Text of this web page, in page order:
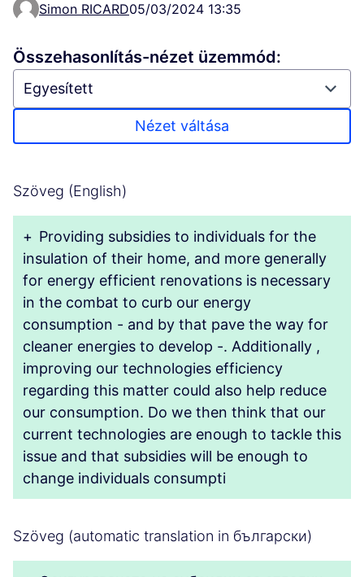
Simon RICARD05/03/2024 13:35
Összehasonlítás-nézet üzemmód:
Nézet váltása
Szöveg (English)
+ Providing subsidies to individuals for the
insulation of their home, and more generally
for energy efficient renovations is necessary
in the combat to curb our energy
consumption - and by that pave the way for
cleaner energies to develop -. Additionally ,
improving our technologies efficiency
regarding this matter could also help reduce
our consumption. Do we then think that our
current technologies are enough to tackle this
issue and that subsidies will be enough to
change individuals consumpti
Szöveg (automatic translation in български)